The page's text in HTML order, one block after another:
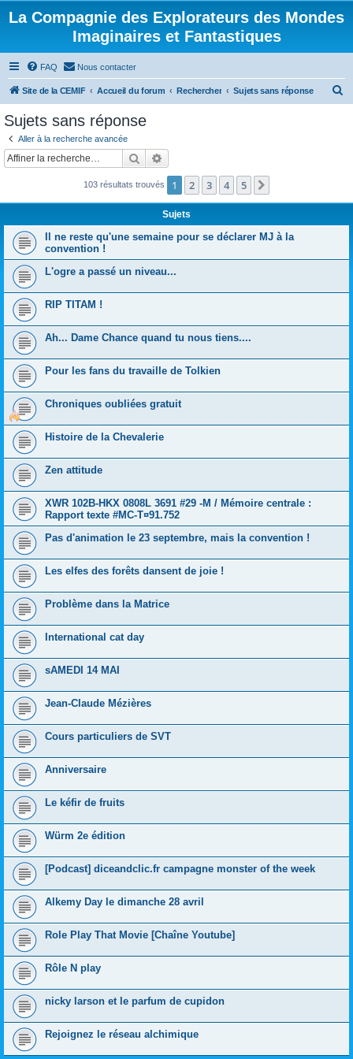
La Compagnie des Explorateurs des Mondes
Imaginaires et Fantastiques
FAQ Nous contacter
Site de la CEMIF Accueil du forum Rechercher Sujets sans réponse
c
r
Sujets sans réponse
Aller à la recherche avancée
Rechercher
103 résultats trouvés 1 2 3 4 5
Sujets
Il ne reste qu'une semaine pour se déclarer MJ à la
convention !
L'ogre a passé un niveau...
RIP TITAM !
Ah... Dame Chance quand tu nous tiens....
Pour les fans du travaille de Tolkien
Chroniques oubliées gratuit
Histoire de la Chevalerie
Zen attitude
XWR 102B-HKX 0808L 3691 #29 -M / Mémoire centrale :
Rapport texte #MC-T¤91.752
Pas d'animation le 23 septembre, mais la convention !
Les elfes des forêts dansent de joie !
Problème dans la Matrice
International cat day
sAMEDI 14 MAI
Jean-Claude Mézières
Cours particuliers de SVT
Anniversaire
Le kéfir de fruits
Würm 2e édition
[Podcast] diceandclic.fr campagne monster of the week
Alkemy Day le dimanche 28 avril
Role Play That Movie [Chaîne Youtube]
Rôle N play
nicky larson et le parfum de cupidon
Rejoignez le réseau alchimique